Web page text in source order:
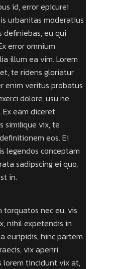
id, error epicurei
urbanitas moderatius
definiebas, eu qui
error omnium
illum ea vim. Lorem
te ridens gloriatur
enim veritus probatus
dolore, usu ne
eam diceret
similique vix, te
eos. Ei
legendos conceptam
sadipscing ei quo,
in.
torquatos nec eu, vis
nihil expetendis in
euripidis, hinc partem
vix aperiri
lorem tincidunt vix at,